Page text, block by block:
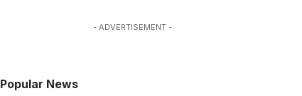
- ADVERTISEMENT -
Popular News